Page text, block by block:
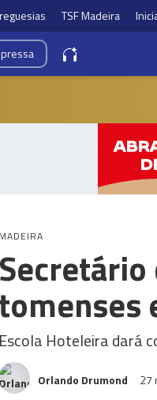
TSF Madeira
MADEIRA
tomenses
Escola Hoteleira dará
Orlando Drumond 27